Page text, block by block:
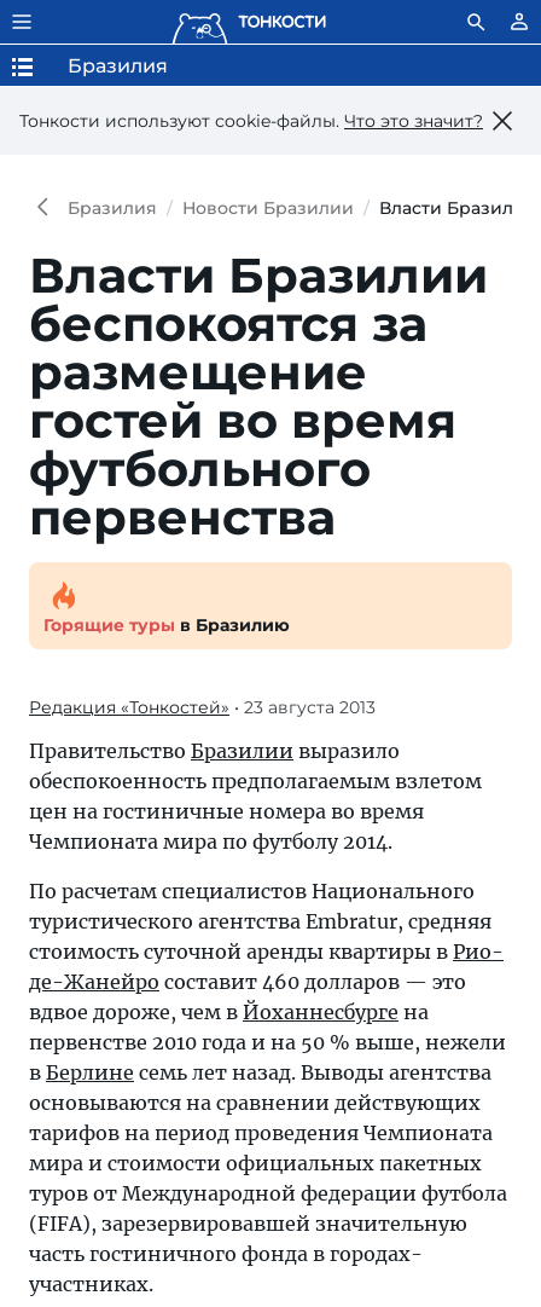
Тонкости используют сookie-файлы. Что это значит?
Бразилия
Бразилия Новости Бразилии Власти
Власти Бразилии
беспокоятся за
размещение
гостей во время
футбольного
первенства
Горящие туры в Бразилию
Редакция «Тонкостей» • 23 августа 2013
Правительство Бразилии выразило
обеспокоенность предполагаемым взлетом
цен на гостиничные номера во время
Чемпионата мира по футболу 2014.
По расчетам специалистов Национального
туристического агентства Embratur, средняя
стоимость суточной аренды квартиры в Рио-
де-Жанейро составит 460 долларов — это
вдвое дороже, чем в Йоханнесбурге на
первенстве 2010 года и на 50 % выше, нежели
в Берлине семь лет назад. Выводы агентства
основываются на сравнении действующих
тарифов на период проведения Чемпионата
мира и стоимости официальных пакетных
туров от Международной федерации футбола
(FIFA), зарезервировавшей значительную
часть гостиничного фонда в городах-
участниках.